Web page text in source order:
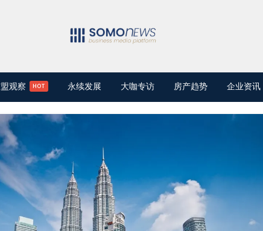
观察 永续发展 大咖专访 房产趋势 企业资讯